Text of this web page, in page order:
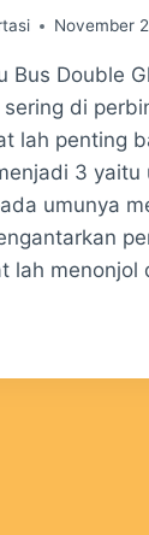
November
Bus Double
di
lah penting
3
umunya
lah menonjol